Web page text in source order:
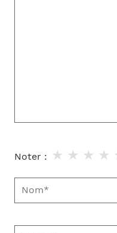
Noter : ★
★
★
★
Nom*